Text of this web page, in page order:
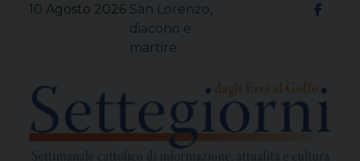
10 Agosto 2026 San Lorenzo,
diacono e
martire